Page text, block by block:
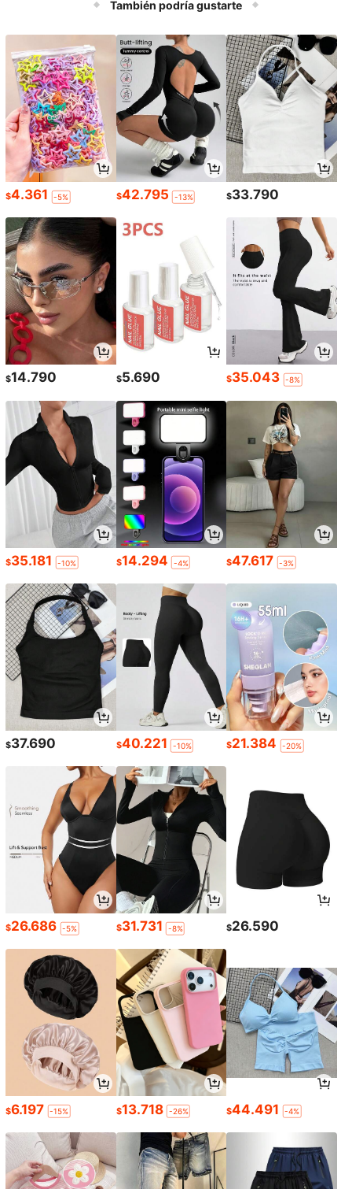
c, Regalo Perfecto para Amantes deTambién podría gustarte
$4.361 -5% $42.795 -13% $33.790
$14.790 $5.690 $35.043 -8%
$35.181 -10% $14.294 -4% $47.617 -3%
$37.690 $40.221 -10% $21.384 -20%
$26.686 -5% $31.731 -8% $26.590
$6.197 -15% $13.718 -26% $44.491 -4%